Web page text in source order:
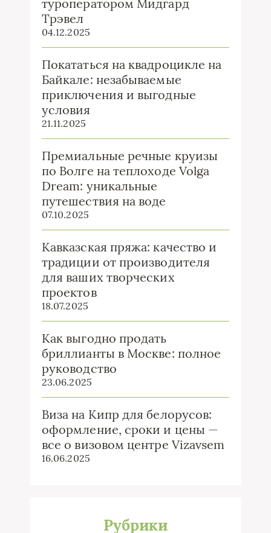
туроператором Мидгард
Трэвел
04.12.2025
Покататься на квадроцикле на
Байкале: незабываемые
приключения и выгодные
условия
21.11.2025
Премиальные речные круизы
по Волге на теплоходе Volga
Dream: уникальные
путешествия на воде
07.10.2025
Кавказская пряжа: качество и
традиции от производителя
для ваших творческих
проектов
18.07.2025
Как выгодно продать
бриллианты в Москве: полное
руководство
23.06.2025
Виза на Кипр для белорусов:
оформление, сроки и цены —
все о визовом центре Vizavsem
16.06.2025
Рубрики